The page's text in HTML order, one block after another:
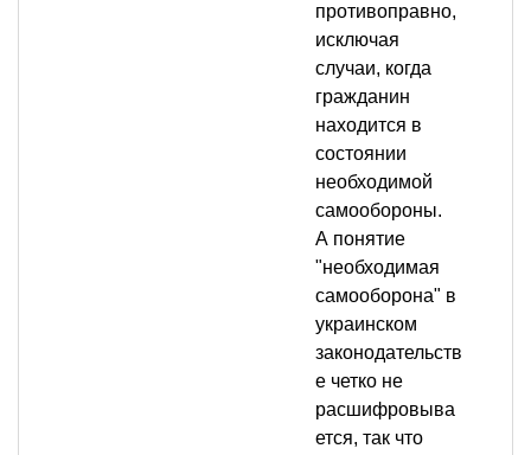
противоправно,
исключая
случаи, когда
гражданин
находится в
состоянии
необходимой
самообороны.
А понятие
"необходимая
самооборона" в
украинском
законодательств
е четко не
расшифровыва
ется, так что